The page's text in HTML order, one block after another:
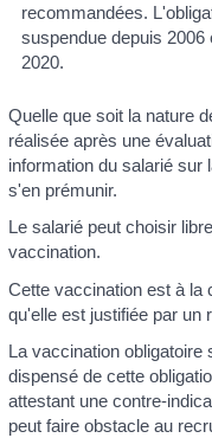
recommandées.
suspendue depuis
2020.
Quelle que soit la nature
réalisée après une
information du salarié sur
s'en prémunir.
Le salarié peut choisir
vaccination.
Cette vaccination est à la
qu'elle est justifiée par un
La vaccination obligatoire
dispensé de cette
attestant une contre-
peut faire obstacle au